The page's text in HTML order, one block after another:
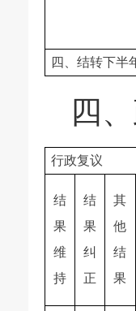
四、结转下半
四
行政复议
结
果
维
持
结
果
纠
正
其
他
结
果